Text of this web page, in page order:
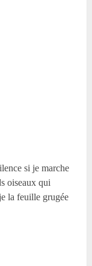
si je marche
oiseaux qui
la feuille grugée